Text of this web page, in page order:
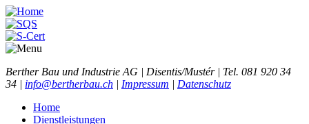
Berther Bau und Industrie AG | Disentis/Mustér | Tel. 081 920 34
34 | info@bertherbau.ch | Impressum | Datenschutz
Home
Dienstleistungen